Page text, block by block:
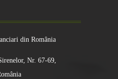
din România
Nr. 67-69,